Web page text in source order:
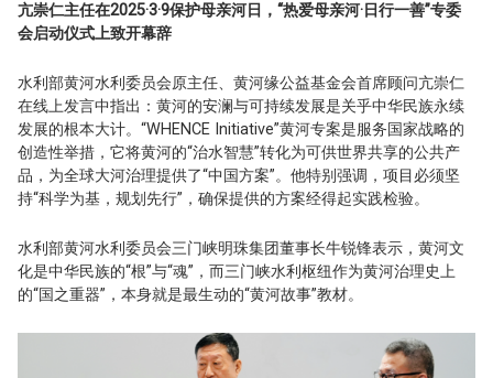
亢崇仁主任在2025·3·9保护母亲河日，“热爱母亲河·日行一善”专委
会启动仪式上致开幕辞
水利部黄河水利委员会原主任、黄河缘公益基金会首席顾问亢崇仁
在线上发言中指出：黄河的安澜与可持续发展是关乎中华民族永续
发展的根本大计。“WHENCE Initiative”黄河专案是服务国家战略的
创造性举措，它将黄河的“治水智慧”转化为可供世界共享的公共产
品，为全球大河治理提供了“中国方案”。他特别强调，项目必须坚
持“科学为基，规划先行”，确保提供的方案经得起实践检验。
水利部黄河水利委员会三门峡明珠集团董事长牛锐锋表示，黄河文
化是中华民族的“根”与“魂”，而三门峡水利枢纽作为黄河治理史上
的“国之重器”，本身就是最生动的“黄河故事”教材。